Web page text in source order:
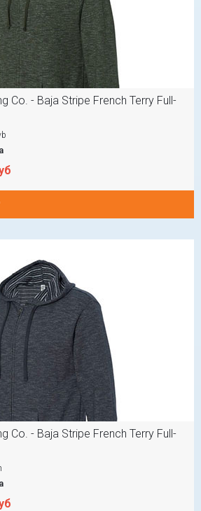
Co. - Baja Stripe French Terry Full-
Co. - Baja Stripe French Terry Full-